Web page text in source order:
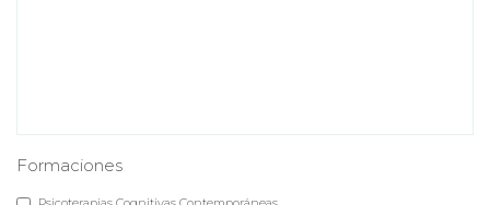
Formaciones